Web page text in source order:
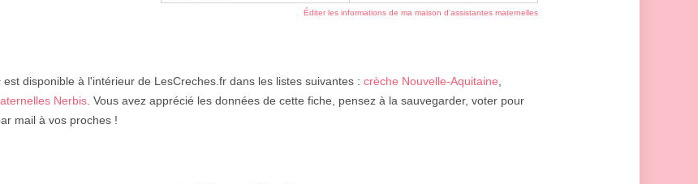
Éditer les informations de ma maison d'assistantes maternelles
est disponible à l'intérieur de LesCreches.fr dans les listes suivantes : crèche Nouvelle-Aquitaine
Nerbis . Vous avez apprécié les données de cette fiche, pensez à la sauvegarder, voter pour
mail à vos proches !